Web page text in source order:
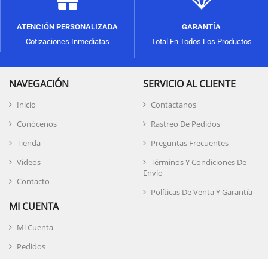
ATENCIÓN PERSONALIZADA
Cotizaciones Inmediatas
GARANTÍA
Total En Todos Los Productos
NAVEGACIÓN
Inicio
Conócenos
Tienda
Videos
Contacto
SERVICIO AL CLIENTE
Contáctanos
Rastreo De Pedidos
Preguntas Frecuentes
Términos Y Condiciones De
Envío
Políticas De Venta Y Garantía
MI CUENTA
Mi Cuenta
Pedidos